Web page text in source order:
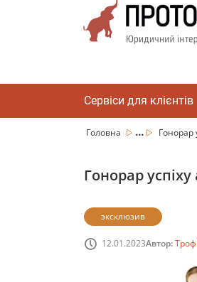
Сервіси для клієнтів
Головна ... Гонорар
Гонорар
эксклюзив
12.01.2023Автор: